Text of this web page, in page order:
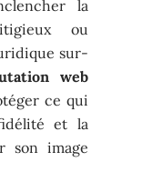
la
ou
sur-
web
ce qui
et la
son image